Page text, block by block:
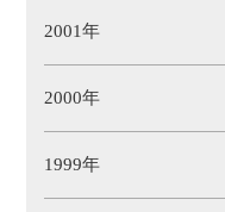
2001年
2000年
1999年